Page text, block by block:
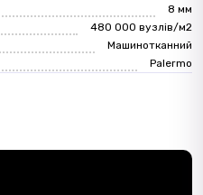
8 мм
480 000 вузлів/м2
Машинотканний
Palermo